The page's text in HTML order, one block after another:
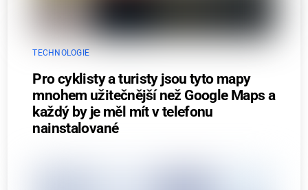
TECHNOLOGIE
Pro cyklisty a turisty jsou tyto mapy
mnohem užitečnější než Google Maps a
každý by je měl mít v telefonu
nainstalované